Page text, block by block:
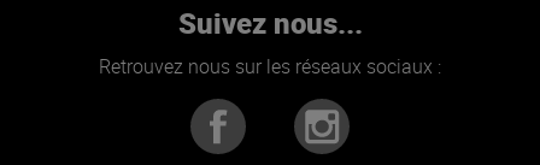
Suivez nous...
Retrouvez nous sur les réseaux sociaux :